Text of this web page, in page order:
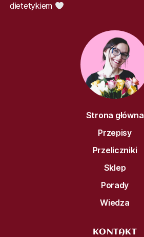
dietetykiem
Strona główna
Przepisy
Przeliczniki
Sklep
Porady
Wiedza
KONTAKT